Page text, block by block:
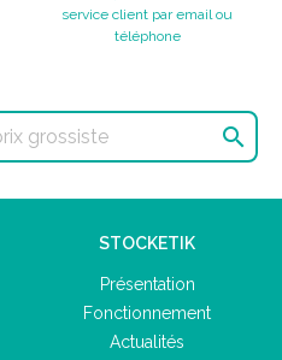
service client par email ou
téléphone

STOCKETIK
Présentation
Fonctionnement
Actualités